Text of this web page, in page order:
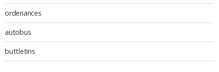
ordenances
autobus
buttletins